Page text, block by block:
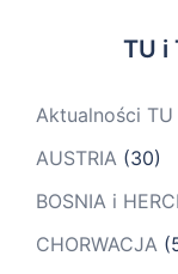
TU i
Aktualności TU
AUSTRIA (30)
BOSNIA i
CHORWACJA